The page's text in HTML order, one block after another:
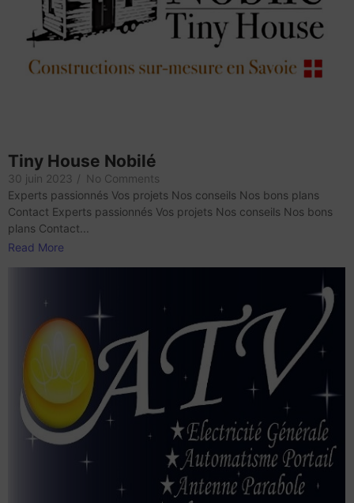
Tiny House Nobilé
30 juin 2023 / No Comments
Experts passionnés Vos projets Nos conseils Nos bons plans
Contact Experts passionnés Vos projets Nos conseils Nos bons
plans Contact...
Read More